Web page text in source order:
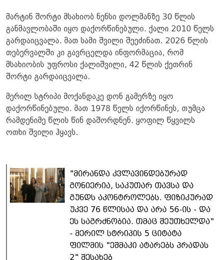
მარტინ შორტი მსახიობ ნენსი დოლმანზე 30 წლის
განმავლობაში იყო დაქორწინებული. ქალი 2010 წელს
გარდაიცვალა. მათ სამი შვილი შეეძინათ. 2026 წლის
თებერვალში კი გავრცელდა ინფორმაცია, რომ
მსახიობის უფროსი ქალიშვილი, 42 წლის ქეთრინ
შორტი გარდაიცვალა.
მერილ სტრიპი მოქანდაკე დონ გამერზე იყო
დაქორწინებული. მათ 1978 წელს იქორწინეს, თუმცა
რამდენიმე წლის წინ დაშორდნენ. ყოფილ წყვილს
ოთხი შვილი ჰყავს.
"მირანდა კვლავინდებურად
გონიერია, საკუთარ თავსა და
გუნდს აკონტროლებს. ფიზიკურად
უკვე 76 წლისაა და არა 56-ის - და
ეს საგრძნობია. თმაც შეუთხელდა"
- მერილ სტრიპის 5 ციტატა
ფილმის "ეშმაკი ატარებს პრადას
2" შესახებ